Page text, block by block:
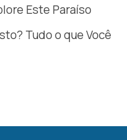
Este Paraíso
Tudo o que Você